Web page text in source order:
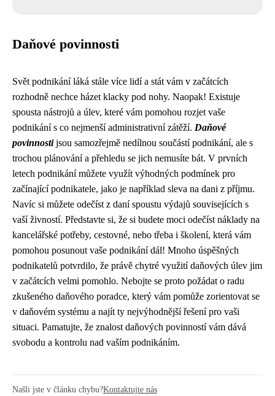
Daňové povinnosti
Svět podnikání láká stále více lidí a stát vám v začátcích
rozhodně nechce házet klacky pod nohy. Naopak! Existuje
spousta nástrojů a úlev, které vám pomohou rozjet vaše
podnikání s co nejmenší administrativní zátěží. Daňové
povinnostijsou samozřejmě nedílnou součástí podnikání, ale s
trochou plánování a přehledu se jich nemusíte bát. V prvních
letech podnikání můžete využít výhodných podmínek pro
začínající podnikatele, jako je například sleva na dani z příjmu.
Navíc si můžete odečíst z daní spoustu výdajů souvisejících s
vaší živností. Představte si, že si budete moci odečíst náklady na
kancelářské potřeby, cestovné, nebo třeba i školení, která vám
pomohou posunout vaše podnikání dál! Mnoho úspěšných
podnikatelů potvrdilo, že právě chytré využití daňových úlev jim
v začátcích velmi pomohlo. Nebojte se proto požádat o radu
zkušeného daňového poradce, který vám pomůže zorientovat se
v daňovém systému a najít ty nejvýhodnější řešení pro vaši
situaci. Pamatujte, že znalost daňových povinností vám dává
svobodu a kontrolu nad vaším podnikáním.
Našli jste v článku chybu?Kontaktujte nás